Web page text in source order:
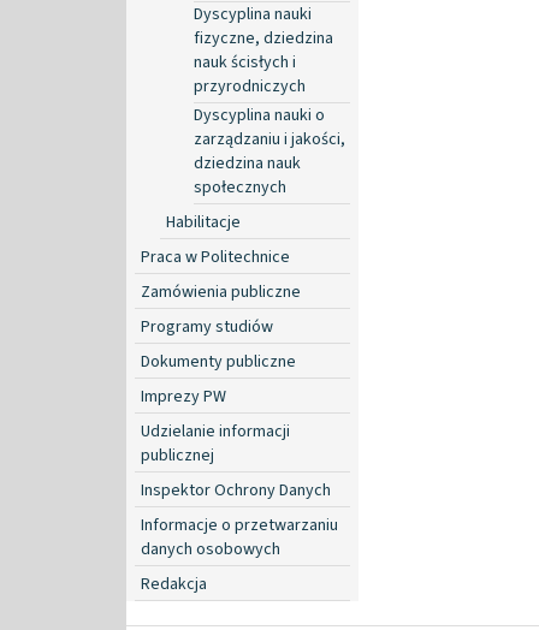
Dyscyplina nauki
fizyczne, dziedzina
nauk ścisłych i
przyrodniczych
Dyscyplina nauki o
zarządzaniu i jakości,
dziedzina nauk
społecznych
Habilitacje
Praca w Politechnice
Zamówienia publiczne
Programy studiów
Dokumenty publiczne
Imprezy PW
Udzielanie informacji
publicznej
Inspektor Ochrony Danych
Informacje o przetwarzaniu
danych osobowych
Redakcja